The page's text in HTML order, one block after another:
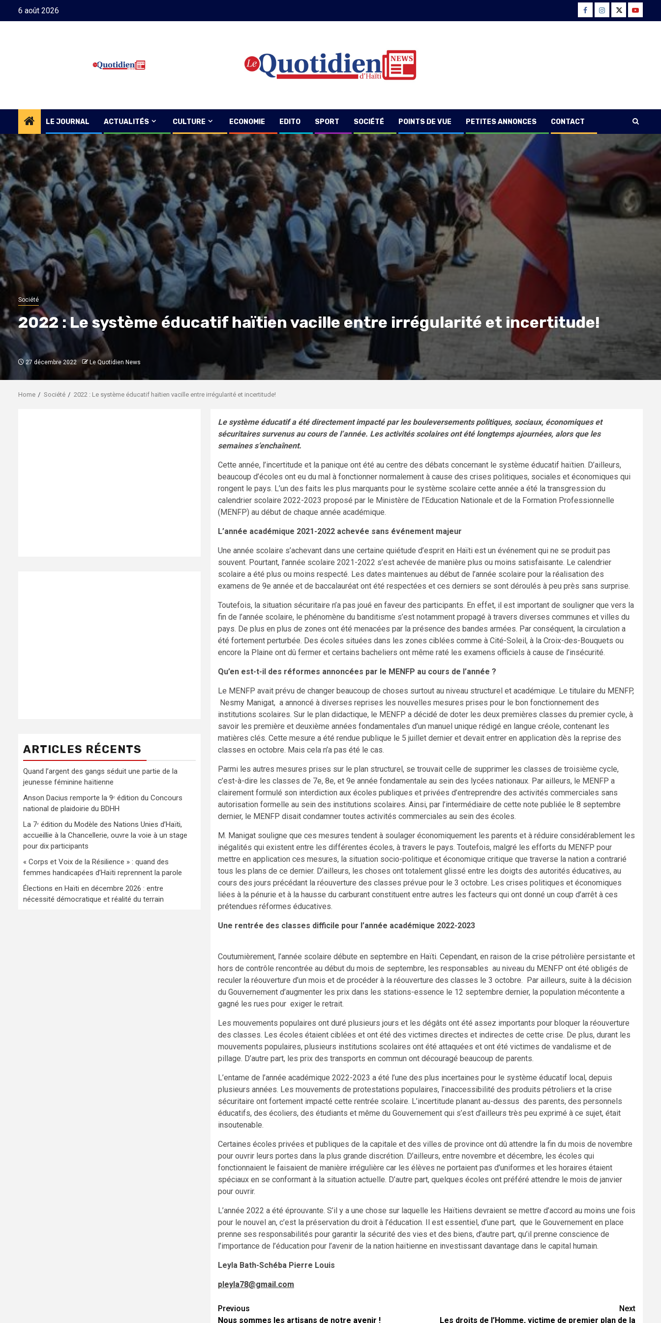
6 août 2026 Facebook
Instagram
TwitterYoutube
LE JOURNAL ACTUALITÉS CULTURE ECONOMIE EDITO SPORT SOCIÉTÉ POINTS DE VUE PETITES ANNONCES CONTACT
Société
2022 : Le système éducatif haïtien vacille entre irrégularité et incertitude!
27 décembre 2022 Le Quotidien News
Home Société 2022 : Le système éducatif haïtien vacille entre irrégularité et incertitude!
Le système éducatif a été directement impacté par les bouleversements politiques, sociaux, économiques et
sécuritaires survenus au cours de l’année. Les activités scolaires ont été longtemps ajournées, alors que les
semaines s’enchaînent.
Cette année, l’incertitude et la panique ont été au centre des débats concernant le système éducatif haïtien. D’ailleurs,
beaucoup d’écoles ont eu du mal à fonctionner normalement à cause des crises politiques, sociales et économiques qui
rongent le pays. L’un des faits les plus marquants pour le système scolaire cette année a été la transgression du
calendrier scolaire 2022-2023 proposé par le Ministère de l’Education Nationale et de la Formation Professionnelle
(MENFP) au début de chaque année académique.
L’année académique 2021-2022 achevée sans événement majeur
Une année scolaire s’achevant dans une certaine quiétude d’esprit en Haïti est un événement qui ne se produit pas
souvent. Pourtant, l’année scolaire 2021-2022 s’est achevée de manière plus ou moins satisfaisante. Le calendrier
scolaire a été plus ou moins respecté. Les dates maintenues au début de l’année scolaire pour la réalisation des
examens de 9e année et de baccalauréat ont été respectées et ces derniers se sont déroulés à peu près sans surprise.
Toutefois, la situation sécuritaire n’a pas joué en faveur des participants. En effet, il est important de souligner que vers la
fin de l’année scolaire, le phénomène du banditisme s’est notamment propagé à travers diverses communes et villes du
pays. De plus en plus de zones ont été menacées par la présence des bandes armées. Par conséquent, la circulation a
été fortement perturbée. Des écoles situées dans les zones ciblées comme à Cité-Soleil, à la Croix-des-Bouquets ou
encore la Plaine ont dû fermer et certains bacheliers ont même raté les examens officiels à cause de l’insécurité.
Qu’en est-t-il des réformes annoncées par le MENFP au cours de l’année ?
Le MENFP avait prévu de changer beaucoup de choses surtout au niveau structurel et académique. Le titulaire du MENFP,
Nesmy Manigat, a annoncé à diverses reprises les nouvelles mesures prises pour le bon fonctionnement des
institutions scolaires. Sur le plan didactique, le MENFP a décidé de doter les deux premières classes du premier cycle, à
savoir les première et deuxième années fondamentales d’un manuel unique rédigé en langue créole, contenant les
matières clés. Cette mesure a été rendue publique le 5 juillet dernier et devait entrer en application dès la reprise des
classes en octobre. Mais cela n’a pas été le cas.
Parmi les autres mesures prises sur le plan structurel, se trouvait celle de supprimer les classes de troisième cycle,
c’est-à-dire les classes de 7e, 8e, et 9e année fondamentale au sein des lycées nationaux. Par ailleurs, le MENFP a
clairement formulé son interdiction aux écoles publiques et privées d’entreprendre des activités commerciales sans
autorisation formelle au sein des institutions scolaires. Ainsi, par l’intermédiaire de cette note publiée le 8 septembre
dernier, le MENFP disait condamner toutes activités commerciales au sein des écoles.
M. Manigat souligne que ces mesures tendent à soulager économiquement les parents et à réduire considérablement les
inégalités qui existent entre les différentes écoles, à travers le pays. Toutefois, malgré les efforts du MENFP pour
mettre en application ces mesures, la situation socio-politique et économique critique que traverse la nation a contrarié
tous les plans de ce dernier. D’ailleurs, les choses ont totalement glissé entre les doigts des autorités éducatives, au
cours des jours précédant la réouverture des classes prévue pour le 3 octobre. Les crises politiques et économiques
liées à la pénurie et à la hausse du carburant constituent entre autres les facteurs qui ont donné un coup d’arrêt à ces
prétendues réformes éducatives.
Une rentrée des classes difficile pour l’année académique 2022-2023
Coutumièrement, l’année scolaire débute en septembre en Haïti. Cependant, en raison de la crise pétrolière persistante et
hors de contrôle rencontrée au début du mois de septembre, les responsables au niveau du MENFP ont été obligés de
reculer la réouverture d’un mois et de procéder à la réouverture des classes le 3 octobre. Par ailleurs, suite à la décision
du Gouvernement d’augmenter les prix dans les stations-essence le 12 septembre dernier, la population mécontente a
gagné les rues pour exiger le retrait.
Les mouvements populaires ont duré plusieurs jours et les dégâts ont été assez importants pour bloquer la réouverture
des classes. Les écoles étaient ciblées et ont été des victimes directes et indirectes de cette crise. De plus, durant les
mouvements populaires, plusieurs institutions scolaires ont été attaquées et ont été victimes de vandalisme et de
pillage. D’autre part, les prix des transports en commun ont découragé beaucoup de parents.
L’entame de l’année académique 2022-2023 a été l’une des plus incertaines pour le système éducatif local, depuis
plusieurs années. Les mouvements de protestations populaires, l’inaccessibilité des produits pétroliers et la crise
sécuritaire ont fortement impacté cette rentrée scolaire. L’incertitude planant au-dessus des parents, des personnels
éducatifs, des écoliers, des étudiants et même du Gouvernement qui s’est d’ailleurs très peu exprimé à ce sujet, était
insoutenable.
Certaines écoles privées et publiques de la capitale et des villes de province ont dû attendre la fin du mois de novembre
pour ouvrir leurs portes dans la plus grande discrétion. D’ailleurs, entre novembre et décembre, les écoles qui
fonctionnaient le faisaient de manière irrégulière car les élèves ne portaient pas d’uniformes et les horaires étaient
spéciaux en se conformant à la situation actuelle. D’autre part, quelques écoles ont préféré attendre le mois de janvier
pour ouvrir.
L’année 2022 a été éprouvante. S’il y a une chose sur laquelle les Haïtiens devraient se mettre d’accord au moins une fois
pour le nouvel an, c’est la préservation du droit à l’éducation. Il est essentiel, d’une part, que le Gouvernement en place
prenne ses responsabilités pour garantir la sécurité des vies et des biens, d’autre part, qu’il prenne conscience de
l’importance de l’éducation pour l’avenir de la nation haïtienne en investissant davantage dans le capital humain.
Leyla Bath-Schéba Pierre Louis
pleyla78@gmail.com
Continue
Previous
Nous sommes les artisans de notre avenir !
Next
Les droits de l’Homme, victime de premier plan de la
ARTICLES RÉCENTS
Quand l’argent des gangs séduit une partie de la
jeunesse féminine haïtienne
Anson Dacius remporte la 9ᵉ édition du Concours
national de plaidoirie du BDHH
La 7ᵉ édition du Modèle des Nations Unies d’Haïti,
accueillie à la Chancellerie, ouvre la voie à un stage
pour dix participants
« Corps et Voix de la Résilience » : quand des
femmes handicapées d’Haïti reprennent la parole
Élections en Haïti en décembre 2026 : entre
nécessité démocratique et réalité du terrain